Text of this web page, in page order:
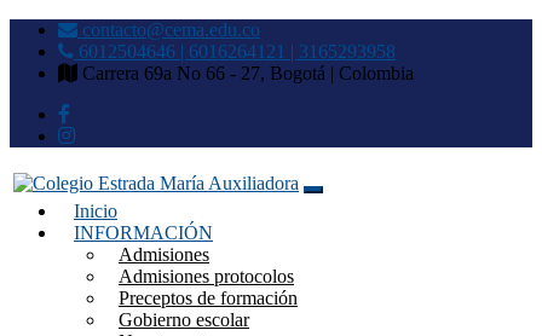
contacto@cema.edu.co
6012504646 | 6016264121 | 3165293958
Carrera 69a No 66 - 27, Bogotá | Colombia
Colegio Estrada María
Auxiliadora
Inicio
INFORMACIÓN
Admisiones
Admisiones protocolos
Preceptos de formación
Gobierno escolar